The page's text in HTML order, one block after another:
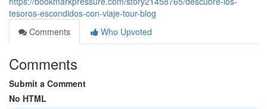
tesoros-escondidos-con-viaje-tour-blog
Comments
Who Upvoted
Comments
Submit a Comment
No HTML